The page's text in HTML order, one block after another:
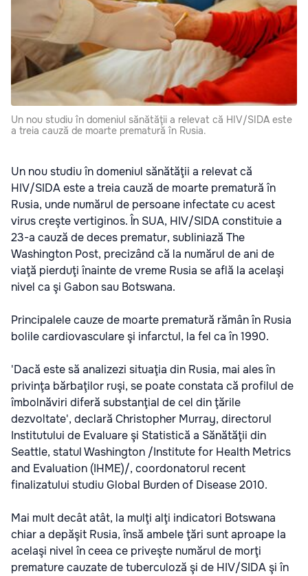
Un nou studiu în domeniul sănătăţii a relevat că HIV/SIDA este
a treia cauză de moarte prematură în Rusia.
Un nou studiu în domeniul sănătăţii a relevat că
HIV/SIDA este a treia cauză de moarte prematură în
Rusia, unde numărul de persoane infectate cu acest
virus creşte vertiginos. În SUA, HIV/SIDA constituie a
23-a cauză de deces prematur, subliniază The
Washington Post, precizând că la numărul de ani de
viaţă pierduţi înainte de vreme Rusia se află la acelaşi
nivel ca şi Gabon sau Botswana.
Principalele cauze de moarte prematură rămân în Rusia
bolile cardiovasculare şi infarctul, la fel ca în 1990.
'Dacă este să analizezi situaţia din Rusia, mai ales în
privinţa bărbaţilor ruşi, se poate constata că profilul de
îmbolnăviri diferă substanţial de cel din ţările
dezvoltate', declară Christopher Murray, directorul
Institutului de Evaluare şi Statistică a Sănătăţii din
Seattle, statul Washington /Institute for Health Metrics
and Evaluation (IHME)/, coordonatorul recent
finalizatului studiu Global Burden of Disease 2010.
Mai mult decât atât, la mulţi alţi indicatori Botswana
chiar a depăşit Rusia, însă ambele ţări sunt aproape la
acelaşi nivel în ceea ce priveşte numărul de morţi
premature cauzate de tuberculoză şi de HIV/SIDA şi în